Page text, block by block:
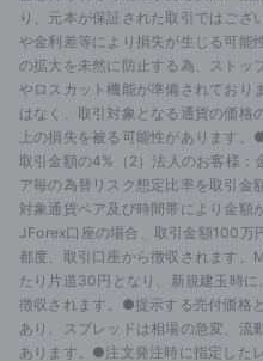
り、元本が保証された取引ではご
や金利差等により損失が生じる可能
の拡大を未然に防止する為、ストッ
やロスカット機能が準備されており
はなく、取引対象となる通貨の価格
上の損失を被る可能性があります
取引金額の4%（2）法人のお客様：
ア毎の為替リスク想定比率を取引金
対象通貨ペア及び時間帯により金額
JForex口座の場合、取引金額100万
都度、取引口座から徴収されます。
たり片道30円となり、新規建玉時
徴収されます。●提示する売付価格
あり、スプレッドは相場の急変、流
あります。●注文発注時に指定した